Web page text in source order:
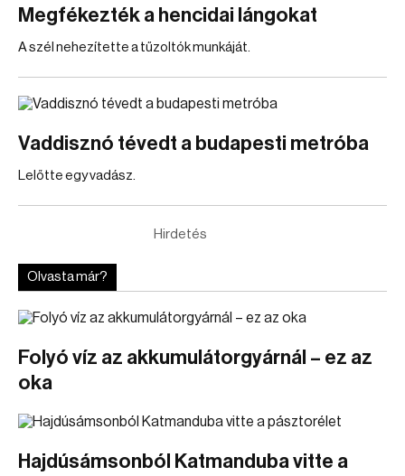
Megfékezték a hencidai lángokat
A szél nehezítette a tűzoltók munkáját.
Vaddisznó tévedt a budapesti metróba
Lelőtte egy vadász.
Hirdetés
Olvasta már?
Folyó víz az akkumulátorgyárnál – ez az
oka
Hajdúsámsonból Katmanduba vitte a